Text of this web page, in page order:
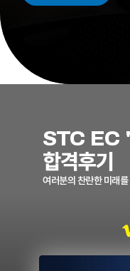
STC EC
합격후기
여러분의 찬란한 미래